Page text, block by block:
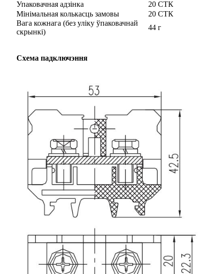
Упаковачная адзінка
20 СТК
Мінімальная колькасць замовы
20 СТК
Вага кожнага (без уліку ўпаковачнай
скрынкі)
44 г
Схема падключэння